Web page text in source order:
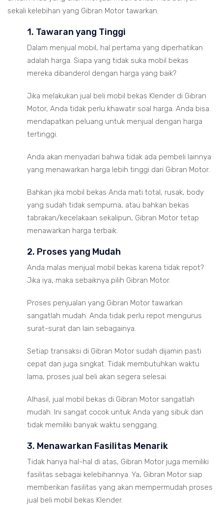
sekali kelebihan yang Gibran Motor tawarkan.
1. Tawaran yang Tinggi
Dalam menjual mobil, hal pertama yang diperhatikan
adalah harga. Siapa yang tidak suka mobil bekas
mereka dibanderol dengan harga yang baik?
Jika melakukan jual beli mobil bekas Klender di Gibran
Motor, Anda tidak perlu khawatir soal harga. Anda bisa
mendapatkan peluang untuk menjual dengan harga
tertinggi.
Anda akan menyadari bahwa tidak ada pembeli lainnya
yang menawarkan harga lebih tinggi dari Gibran Motor.
Bahkan jika mobil bekas Anda mati total, rusak, body
yang sudah tidak sempurna, atau bahkan bekas
tabrakan/kecelakaan sekalipun, Gibran Motor tetap
menawarkan harga terbaik.
2. Proses yang Mudah
Anda malas menjual mobil bekas karena tidak repot?
Jika iya, maka sebaiknya pilih Gibran Motor.
Proses penjualan yang Gibran Motor tawarkan
sangatlah mudah. Anda tidak perlu repot mengurus
surat-surat dan lain sebagainya.
Setiap transaksi di Gibran Motor sudah dijamin pasti
cepat dan juga singkat. Tidak membutuhkan waktu
lama, proses jual beli akan segera selesai.
Alhasil, jual mobil bekas di Gibran Motor sangatlah
mudah. Ini sangat cocok untuk Anda yang sibuk dan
tidak memiliki banyak waktu senggang.
3. Menawarkan Fasilitas Menarik
Tidak hanya hal-hal di atas, Gibran Motor juga memiliki
fasilitas sebagai kelebihannya. Ya, Gibran Motor siap
memberikan fasilitas yang akan mempermudah proses
jual beli mobil bekas Klender.